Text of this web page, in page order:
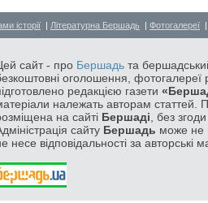
історії | Літературна Бершадь | Фотогалереї
сайт - про Бершадь та
оголошення, фотогалереї
редакцією газети
належать авторам статтей.
на сайті Бершаді , без
сайту Бершадь може не
несе відповідальності за авторські